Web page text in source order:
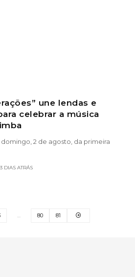
une lendas e
celebrar a música
2 de agosto, da primeira
3 DIAS ATRÁS
… 80 81